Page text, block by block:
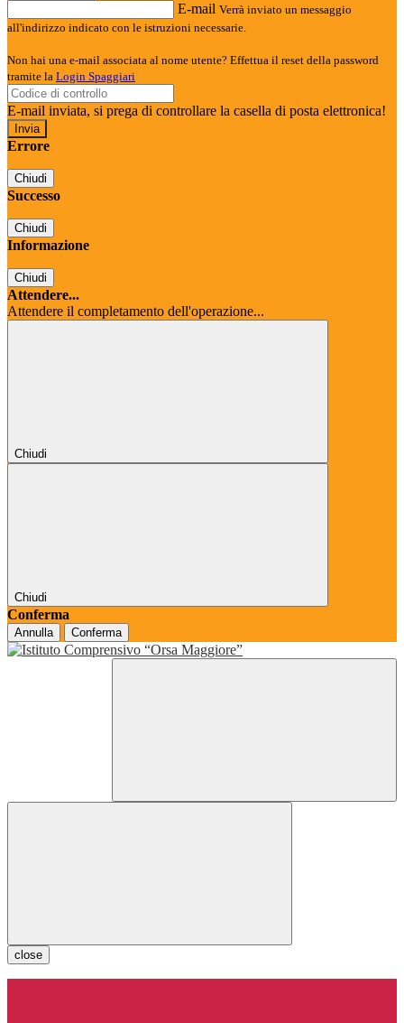
E-mail Verrà inviato un messaggio
all'indirizzo indicato con le istruzioni necessarie.
Non hai una e-mail associata al nome utente? Effettua il reset della password
tramite la Login Spaggiari
E-mail inviata, si prega di controllare la casella di posta elettronica!
Errore
Chiudi
Successo
Chiudi
Informazione
Chiudi
Attendere...
Attendere il completamento dell'operazione...
Chiudi
Chiudi
Conferma
Annulla Conferma
close